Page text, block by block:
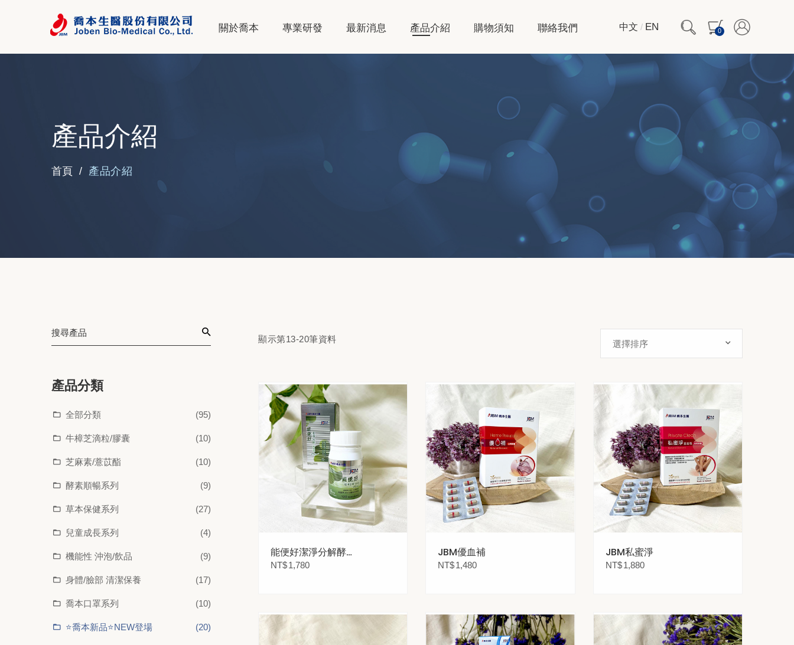
關於喬本 專業研發 最新消息 產品介紹 購物須知 聯絡我們 中文 / EN 0
產品介紹
首頁 產品介紹
產品分類
全部分類 (95)
牛樟芝滴粒/膠囊 (10)
芝麻素/薏苡酯 (10)
酵素順暢系列 (9)
草本保健系列 (27)
兒童成長系列 (4)
機能性 沖泡/飲品 (9)
身體/臉部 清潔保養 (17)
喬本口罩系列 (10)
⭐喬本新品⭐NEW登場 (20)
顯示第13-20筆資料
能便好潔淨分解酵素
錠
NT$1,780
JBM優血補
NT$1,480
JBM私蜜淨
NT$1,880